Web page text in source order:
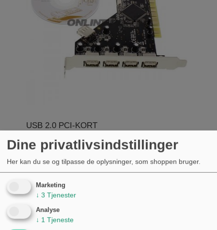
USB 2.0 PCI-KORT
541,00 kr.
KØB
Dine privatlivsindstillinger
Her kan du se og tilpasse de oplysninger, som shoppen bruger.
Marketing
↓ 3 Tjenester
Analyse
↓ 1 Tjeneste